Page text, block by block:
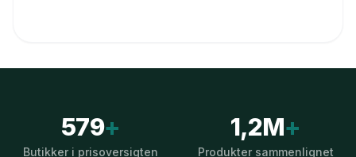
579+
Butikker i prisoversigten
1,2M+
Produkter sammenlignet